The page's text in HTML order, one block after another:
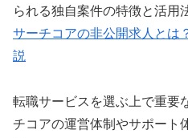
られる独自案件の特徴と活用
サーチコアの非公開求人とは
説
転職サービスを選ぶ上で重要
チコアの運営体制やサポート